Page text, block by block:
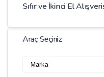
Sıfır ve İkinci El
Araç Seçiniz